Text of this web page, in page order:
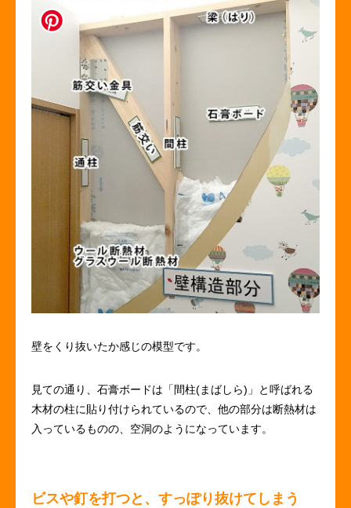
壁をくり抜いたか感じの模型です。
見ての通り、石膏ボードは「間柱(まばしら)」と呼ばれる
木材の柱に貼り付けられているので、他の部分は断熱材は
入っているものの、空洞のようになっています。
ビスや釘を打つと、すっぽり抜けてしまう